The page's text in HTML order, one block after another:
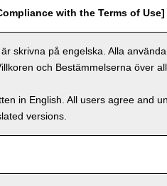
with the Terms of Use]
skrivna på engelska. Alla
och Bestämmelserna över
in English. All users agree and
versions.